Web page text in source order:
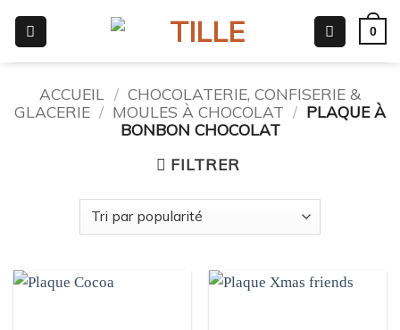
contenu
0
ACCUEIL / CHOCOLATERIE, CONFISERIE &
GLACERIE / MOULES À CHOCOLAT / PLAQUE À
BONBON CHOCOLAT
FILTRER